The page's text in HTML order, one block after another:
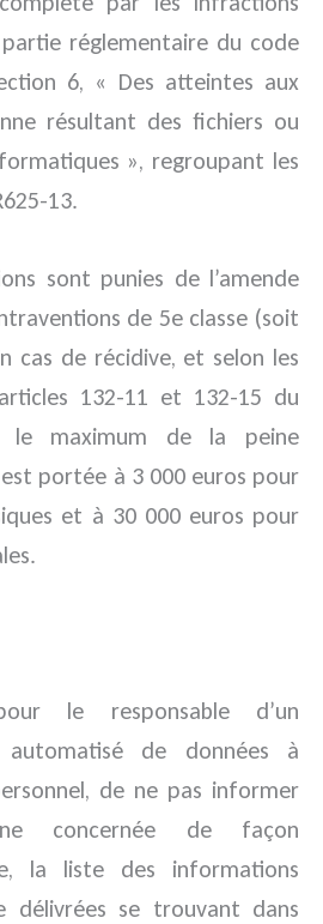
réglementaire du code
6, « Des atteintes aux
résultant des fichiers ou
», regroupant les
13.
sont punies de l’amende
de 5e classe (soit
cas de récidive, et selon les
132-11 et 132-15 du
le maximum de la peine
portée à 3 000 euros pour
et à 30 000 euros pour
le responsable d’un
de données à
de ne pas informer
concernée de façon
la liste des informations
délivrées se trouvant dans